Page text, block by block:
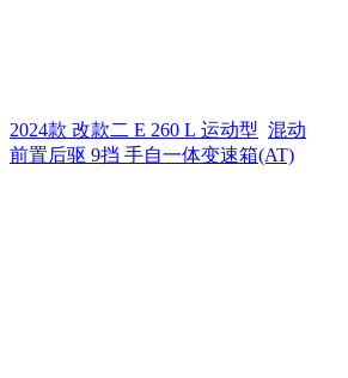
2024款 改款二 E 260 L 运动型 混动
前置后驱 9挡 手自一体变速箱(AT)